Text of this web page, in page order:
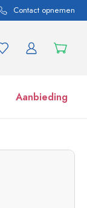
Contact opnemen
Aanbieding